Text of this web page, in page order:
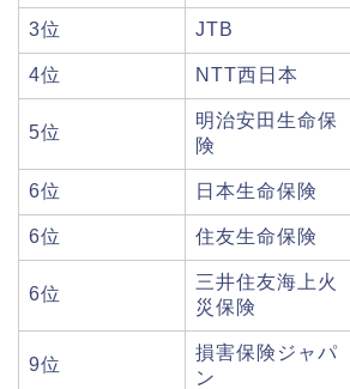
3位 JTB
4位 NTT西日本
5位
明治安田生命保
険
6位 日本生命保険
6位 住友生命保険
6位
三井住友海上火
災保険
9位
損害保険ジャパ
ン